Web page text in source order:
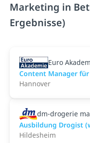
Marketing in
Ergebnisse)
Euro
Content Manager für
Hannover
dm-drogerie
Ausbildung Drogist
Hildesheim